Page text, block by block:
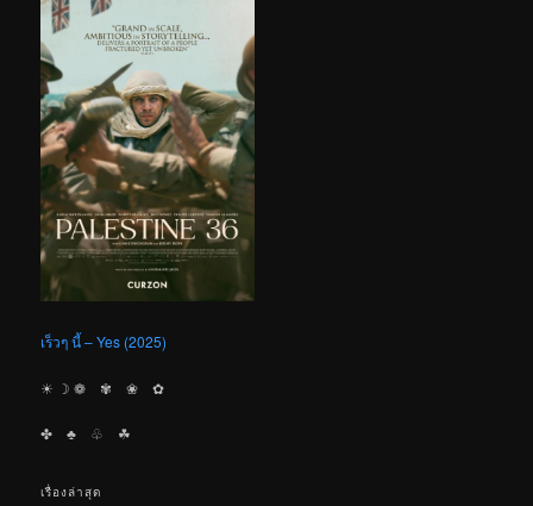
เร็วๆ นี้ – Yes (2025)
☀︎ ☽ ❁ ✾ ❀ ✿
✤ ♣︎ ♧ ☘︎
เรื่องล่าสุด